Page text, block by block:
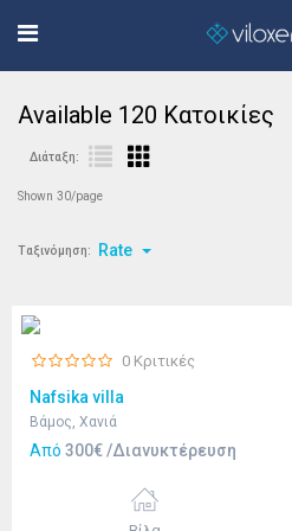
Available 120 Κατοικίες
Διάταξη:
Shown 30/page
Ταξινόμηση: Rate
0 Κριτικές
Nafsika villa
Βάμος, Χανιά
Από 300€ /Διανυκτέρευση